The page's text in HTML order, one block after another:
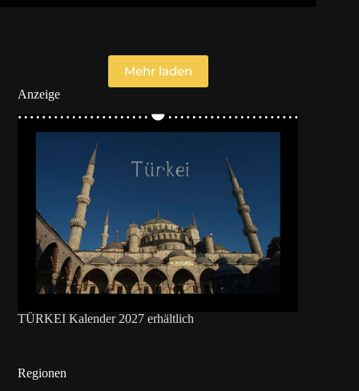
Mehr laden
Anzeige
TÜRKEI Kalender 2027 erhältlich
Regionen